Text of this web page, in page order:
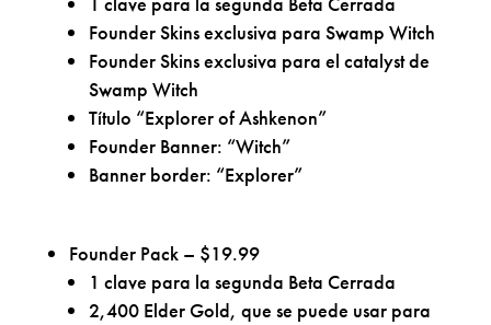
Founder Skins exclusiva para Swamp Witch
Founder Skins exclusiva para el catalyst de
Swamp Witch
Título “Explorer of Ashkenon”
Founder Banner: “Witch”
Banner border: “Explorer”
Founder Pack – $19.99
1 clave para la segunda Beta Cerrada
2,400 Elder Gold, que se puede usar para